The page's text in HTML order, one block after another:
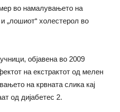
во намалувањето на
„лошиот“ холестерол во
објавена во 2009
на екстрактот од мелен
на крвната слика кај
од дијабетес 2.